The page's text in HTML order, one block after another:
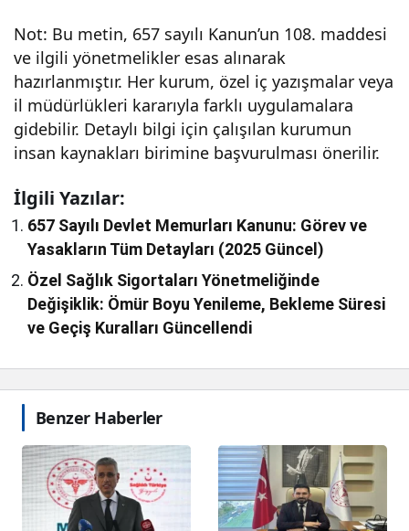
Not: Bu metin, 657 sayılı Kanun’un 108. maddesi
ve ilgili yönetmelikler esas alınarak
hazırlanmıştır. Her kurum, özel iç yazışmalar veya
il müdürlükleri kararıyla farklı uygulamalara
gidebilir. Detaylı bilgi için çalışılan kurumun
insan kaynakları birimine başvurulması önerilir.
İlgili Yazılar:
657 Sayılı Devlet Memurları Kanunu: Görev ve
Yasakların Tüm Detayları (2025 Güncel)
Özel Sağlık Sigortaları Yönetmeliğinde
Değişiklik: Ömür Boyu Yenileme, Bekleme Süresi
ve Geçiş Kuralları Güncellendi
Benzer Haberler